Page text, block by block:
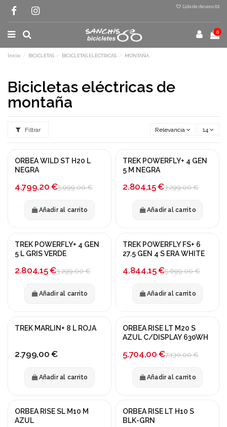
Lista de deseos (0)
0
Inicio BICICLETAS BICICLETAS ELECTRICAS MONTAÑA
Bicicletas eléctricas de
montaña
Filtrar Relevancia 14
¡En oferta!
ORBEA WILD ST H20 L
NEGRA
4.799,20 €5.999,00 €
Añadir al carrito
¡En oferta!
TREK POWERFLY+ 4 GEN
5 M NEGRA
2.804,15 €3.299,00 €
Añadir al carrito
¡En oferta!
TREK POWERFLY+ 4 GEN
5 L GRIS VERDE
2.804,15 €3.299,00 €
Añadir al carrito
¡En oferta!
TREK POWERFLY FS+ 6
27.5 GEN 4 S ERA WHITE
4.844,15 €5.699,00 €
Añadir al carrito
TREK MARLIN+ 8 L ROJA
2.799,00 €
Añadir al carrito
¡En oferta!
ORBEA RISE LT M20 S
AZUL C/DISPLAY 630WH
5.704,00 €7.130,00 €
Añadir al carrito
¡En oferta!
ORBEA RISE SL M10 M
AZUL
¡En oferta!
ORBEA RISE LT H10 S
BLK-GRN